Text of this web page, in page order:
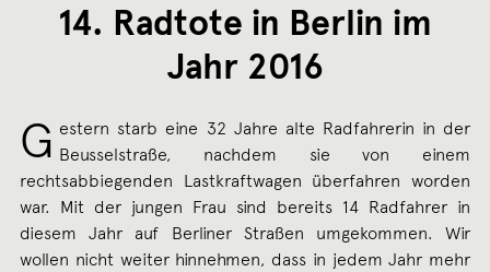
14. Radtote in Berlin im
Jahr 2016
G estern starb eine 32 Jahre alte Radfahrerin in der
Beusselstraße, nachdem sie von einem
rechtsabbiegenden Lastkraftwagen überfahren worden
war. Mit der jungen Frau sind bereits 14 Radfahrer in
diesem Jahr auf Berliner Straßen umgekommen. Wir
wollen nicht weiter hinnehmen, dass in jedem Jahr mehr